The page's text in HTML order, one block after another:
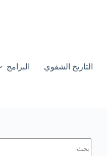
التاريخ الشفوي البرامج